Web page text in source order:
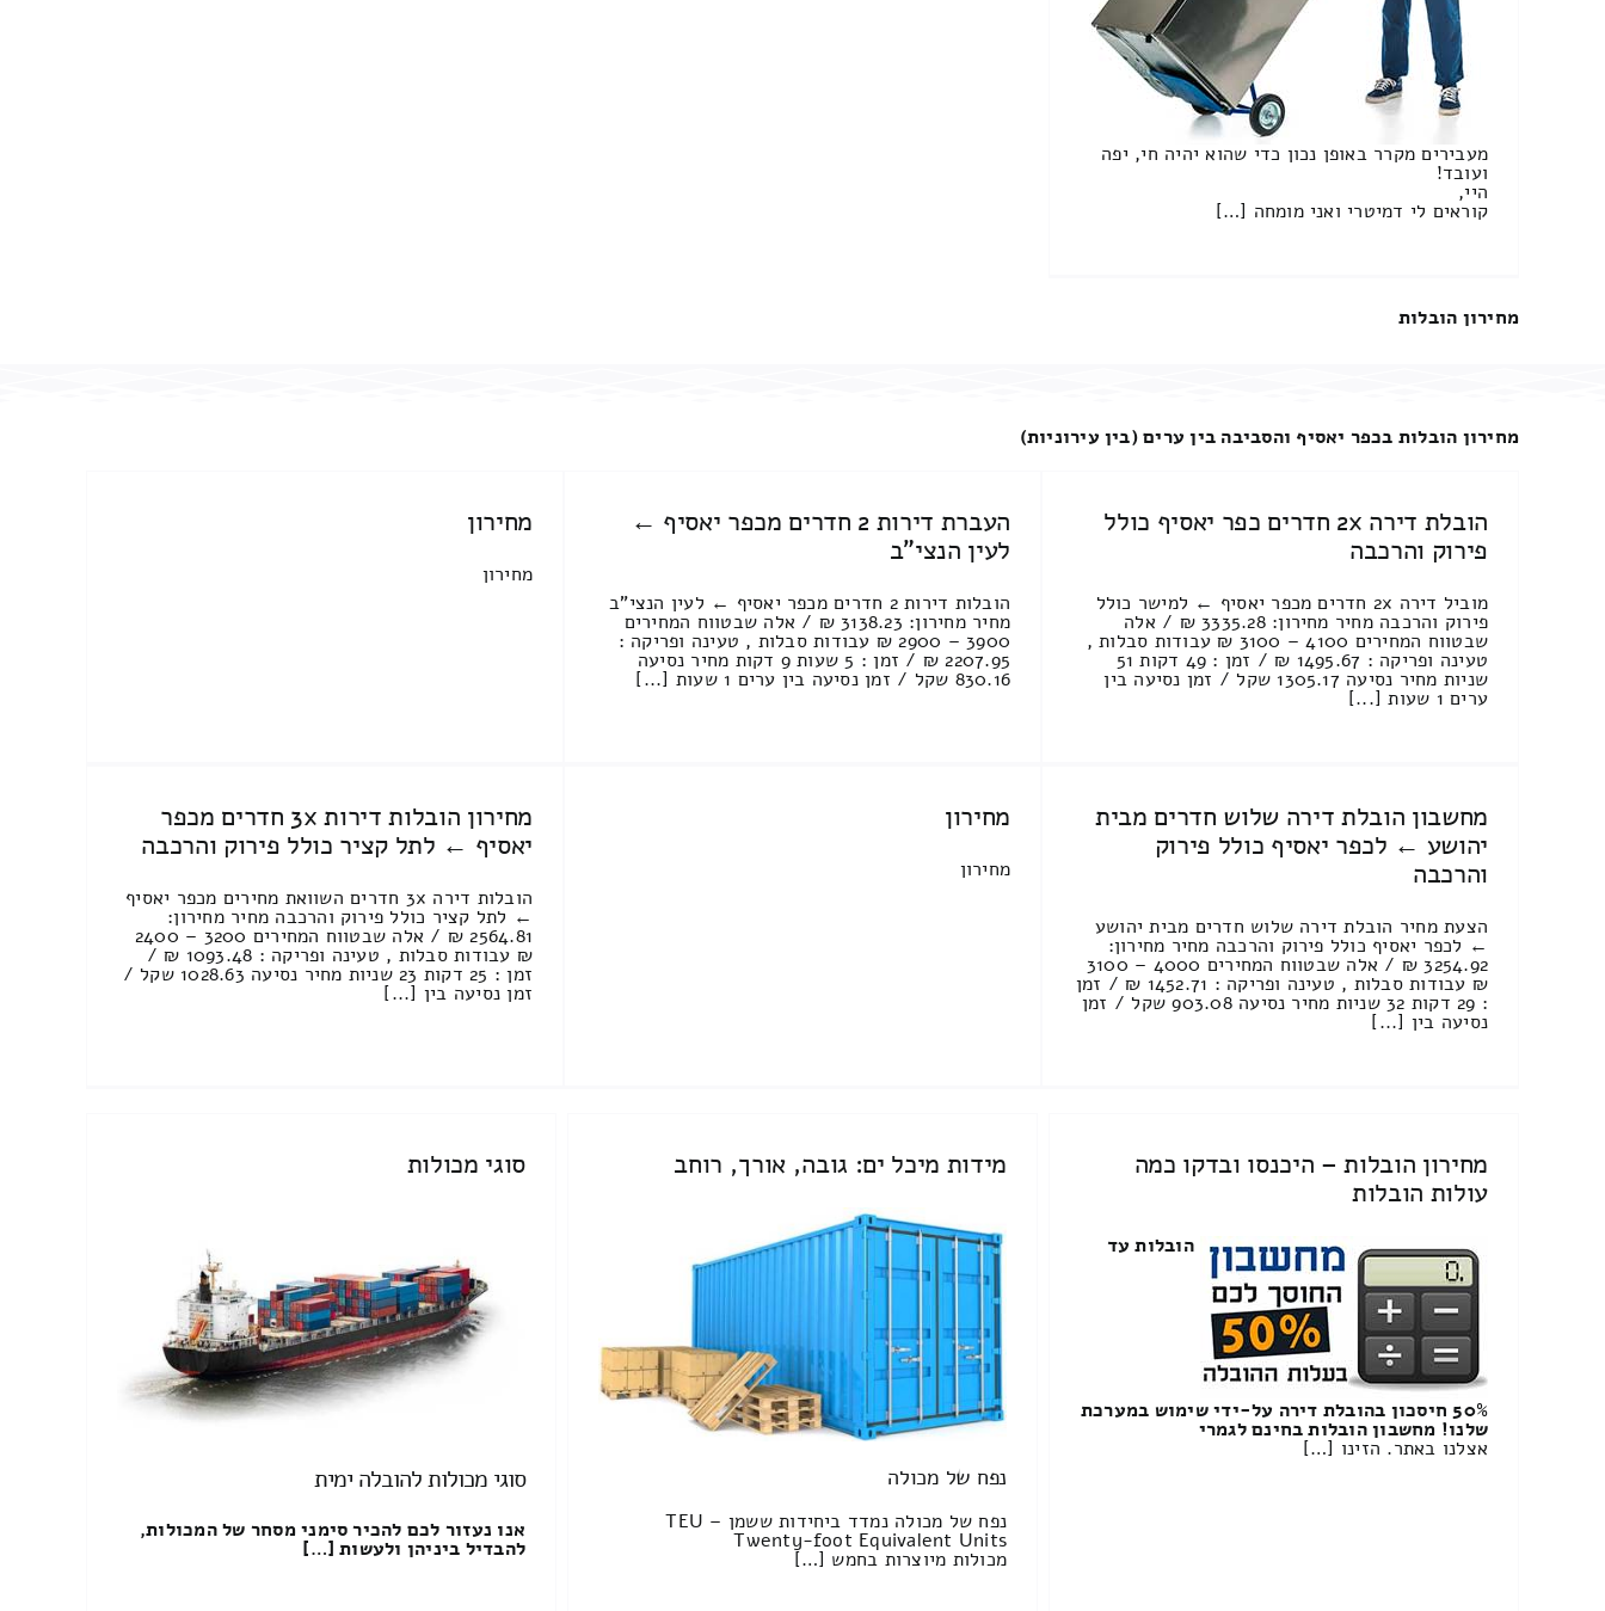
מעבירים מקרר באופן נכון כדי שהוא יהיה חי, יפה
ועובד!
היי,
קוראים לי דמיטרי ואני מומחה […]
מחירון הובלות
מחירון הובלות בכפר יאסיף והסביבה בין ערים (בין עירוניות)
הובלת דירה 2x חדרים כפר יאסיף כולל
פירוק והרכבה
מוביל דירה 2x חדרים מכפר יאסיף ← למישר כולל
פירוק והרכבה מחיר מחירון: 3335.28 ₪ / אלה
שבטווח המחירים 4100 – 3100 ₪ עבודות סבלות ,
טעינה ופריקה : 1495.67 ₪ / זמן : 49 דקות 51
שניות מחיר נסיעה 1305.17 שקל / זמן נסיעה בין
ערים 1 שעות [...]
העברת דירות 2 חדרים מכפר יאסיף ←
לעין הנצי"ב
הובלות דירות 2 חדרים מכפר יאסיף ← לעין הנצי"ב
מחיר מחירון: 3138.23 ₪ / אלה שבטווח המחירים
3900 – 2900 ₪ עבודות סבלות , טעינה ופריקה :
2207.95 ₪ / זמן : 5 שעות 9 דקות מחיר נסיעה
830.16 שקל / זמן נסיעה בין ערים 1 שעות [...]
מחירון
מחירון
מחשבון הובלת דירה שלוש חדרים מבית
יהושע ← לכפר יאסיף כולל פירוק
והרכבה
הצעת מחיר הובלת דירה שלוש חדרים מבית יהושע
← לכפר יאסיף כולל פירוק והרכבה מחיר מחירון:
3254.92 ₪ / אלה שבטווח המחירים 4000 – 3100
₪ עבודות סבלות , טעינה ופריקה : 1452.71 ₪ / זמן
: 29 דקות 32 שניות מחיר נסיעה 903.08 שקל / זמן
נסיעה בין [...]
מחירון
מחירון
מחירון הובלות דירות 3x חדרים מכפר
יאסיף ← לתל קציר כולל פירוק והרכבה
הובלות דירה 3x חדרים השוואת מחירים מכפר יאסיף
← לתל קציר כולל פירוק והרכבה מחיר מחירון:
2564.81 ₪ / אלה שבטווח המחירים 3200 – 2400
₪ עבודות סבלות , טעינה ופריקה : 1093.48 ₪ /
זמן : 25 דקות 23 שניות מחיר נסיעה 1028.63 שקל /
זמן נסיעה בין [...]
מחירון הובלות – היכנסו ובדקו כמה
עולות הובלות
הובלות עד
50% חיסכון בהובלת דירה על-ידי שימוש במערכת
שלנו! מחשבון הובלות בחינם לגמרי
אצלנו באתר. הזינו […]
מידות מיכל ים: גובה, אורך, רוחב
נפח של מכולה
נפח של מכולה נמדד ביחידות ששמן TEU –
Twenty-foot Equivalent Units
מכולות מיוצרות בחמש […]
סוגי מכולות
סוגי מכולות להובלה ימית
אנו נעזור לכם להכיר סימני מסחר של המכולות,
להבדיל ביניהן ולעשות […]